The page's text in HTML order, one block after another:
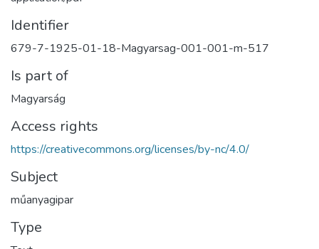
Identifier
679-7-1925-01-18-Magyarsag-001-001-m-517
Is part of
Magyarság
Access rights
https://creativecommons.org/licenses/by-nc/4.0/
Subject
műanyagipar
Type